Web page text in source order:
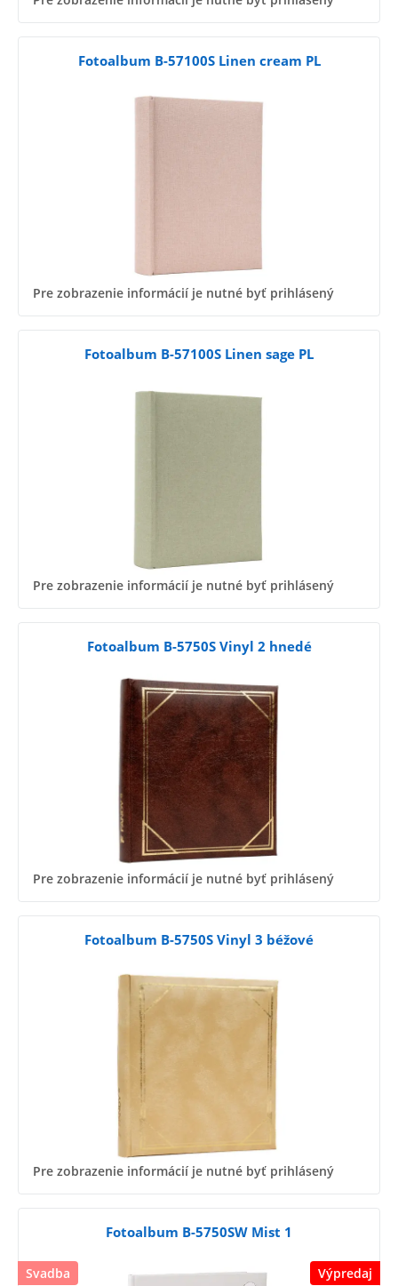
Fotoalbum B-57100S Linen cream PL
Pre zobrazenie informácií je nutné byť prihlásený
Fotoalbum B-57100S Linen sage PL
Pre zobrazenie informácií je nutné byť prihlásený
Fotoalbum B-5750S Vinyl 2 hnedé
Pre zobrazenie informácií je nutné byť prihlásený
Fotoalbum B-5750S Vinyl 3 béžové
Pre zobrazenie informácií je nutné byť prihlásený
Výpredaj
Svadba
Fotoalbum B-5750SW Mist 1